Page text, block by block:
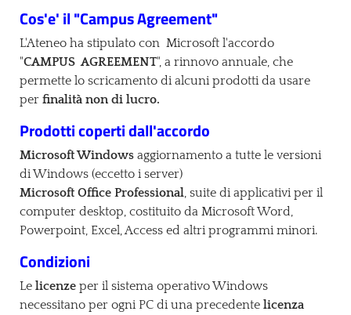
Cos'e' il "Campus Agreement"
L'Ateneo ha stipulato con Microsoft l'accordo
"CAMPUS AGREEMENT", a rinnovo annuale, che
permette lo scricamento di alcuni prodotti da usare
perfinalità non di lucro.
Prodotti coperti dall'accordo
Microsoft Windowsaggiornamento a tutte le versioni
di Windows (eccetto i server)
Microsoft Office Professional, suite di applicativi per il
computer desktop, costituito da Microsoft Word,
Powerpoint, Excel, Access ed altri programmi minori.
Condizioni
Le licenze per il sistema operativo Windows
necessitano per ogni PC di una precedente licenza